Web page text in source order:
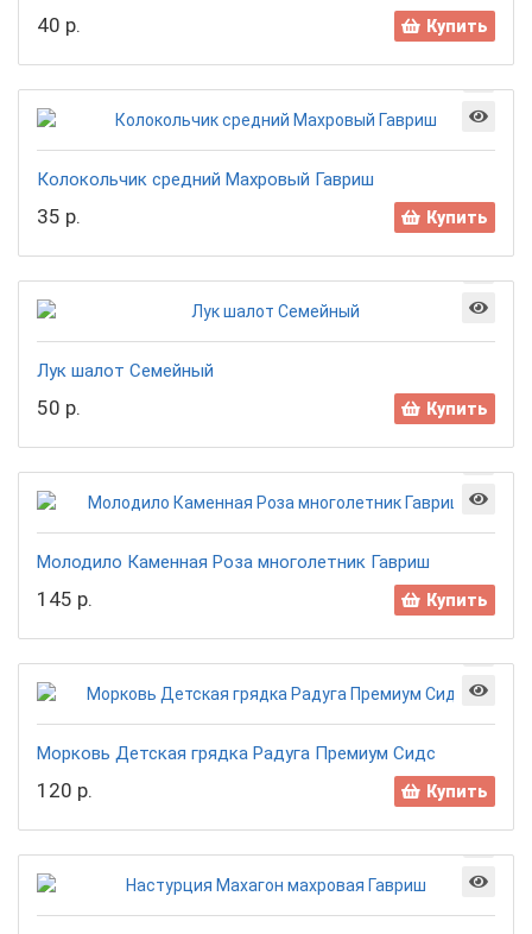
40 р. Купить
Колокольчик средний Махровый Гавриш
35 р. Купить
Лук шалот Семейный
50 р. Купить
Молодило Каменная Роза многолетник Гавриш
145 р. Купить
Морковь Детская грядка Радуга Премиум Сидс
120 р. Купить